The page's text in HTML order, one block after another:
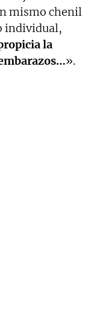
mismo chenil
individual,
la
».